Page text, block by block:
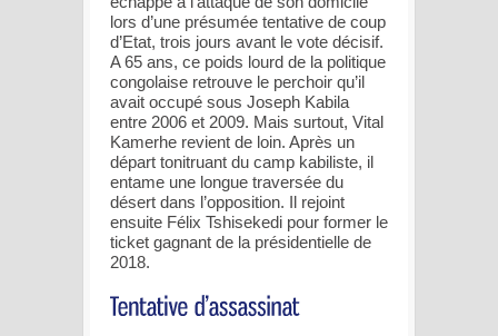
lors d’une présumée tentative de coup
d’Etat, trois jours avant le vote décisif.
A 65 ans, ce poids lourd de la politique
congolaise retrouve le perchoir qu’il
avait occupé sous Joseph Kabila
entre 2006 et 2009. Mais surtout, Vital
Kamerhe revient de loin. Après un
départ tonitruant du camp kabiliste, il
entame une longue traversée du
désert dans l’opposition. Il rejoint
ensuite Félix Tshisekedi pour former le
ticket gagnant de la présidentielle de
2018.